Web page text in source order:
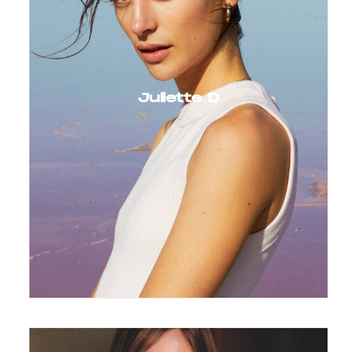
Juliette D